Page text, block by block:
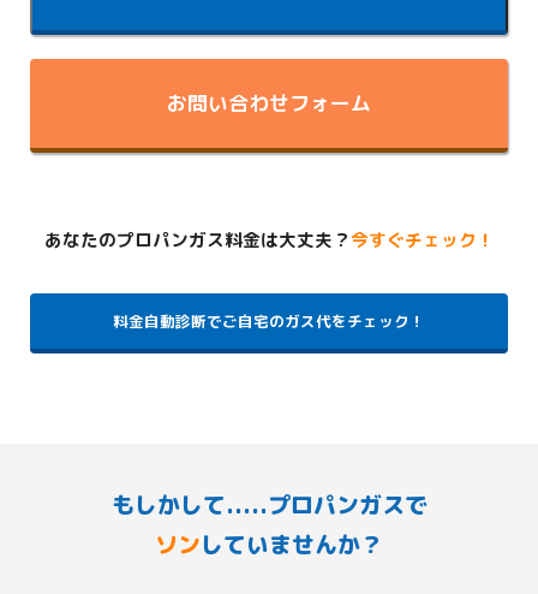
お問い合わせフォーム
あなたのプロパンガス料金は大丈夫？今すぐチェック！
料金自動診断でご自宅のガス代をチェック！
もしかして.....プロパンガスで
ソンしていませんか？